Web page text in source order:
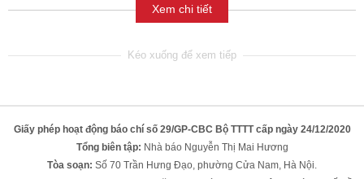
Xem chi tiết
Giấy phép hoạt động báo chí số 29/GP-CBC Bộ TTTT cấp ngày 24/12/2020
Tổng biên tập: Nhà báo Nguyễn Thị Mai Hương
Tòa soạn: Số 70 Trần Hưng Đạo, phường Cửa Nam, Hà Nội.